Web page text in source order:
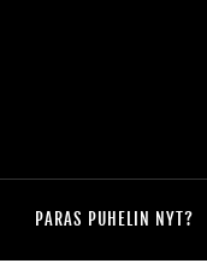
PARAS PUHELIN NYT?